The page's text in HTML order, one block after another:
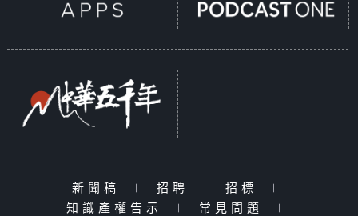
新聞稿 | 招聘 | 招標
|
知識產權告示
| 常見問題
|